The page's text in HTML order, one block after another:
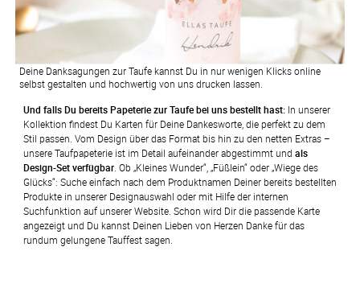
Deine Danksagungen zur Taufe kannst Du in nur wenigen Klicks online
selbst gestalten und hochwertig von uns drucken lassen.
Und falls Du bereits Papeterie zur Taufe bei uns bestellt hast: In unserer
Kollektion findest Du Karten für Deine Dankesworte, die perfekt zu dem
Stil passen. Vom Design über das Format bis hin zu den netten Extras –
unsere Taufpapeterie ist im Detail aufeinander abgestimmt und als
Design-Set verfügbar. Ob „Kleines Wunder“, „Füßlein“ oder „Wiege des
Glücks“: Suche einfach nach dem Produktnamen Deiner bereits bestellten
Produkte in unserer Designauswahl oder mit Hilfe der internen
Suchfunktion auf unserer Website. Schon wird Dir die passende Karte
angezeigt und Du kannst Deinen Lieben von Herzen Danke für das
rundum gelungene Tauffest sagen.